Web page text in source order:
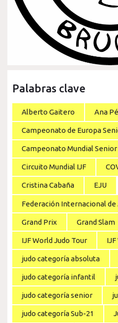
Palabras clave
Alberto Gaitero Ana
Campeonato de Europa
Campeonato Mundial Senior
Circuito Mundial IJF
Cristina Cabaña EJU
Federación Internacional de
Grand Prix Grand Slam
IJF World Judo Tour
judo categoría absoluta
judo categoría infantil
judo categoría senior
judo categoría Sub-21